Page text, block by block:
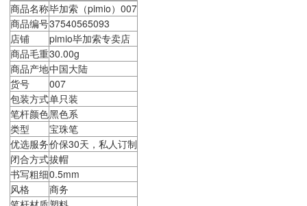
商品名称毕加索（pimio）007
商品编号37540565093
店铺
pimio毕加索专卖店
商品毛重30.00g
商品产地中国大陆
货号
007
包装方式单只装
笔杆颜色黑色系
类型
宝珠笔
优选服务价保30天，私人订制
闭合方式拔帽
书写粗细0.5mm
风格
商务